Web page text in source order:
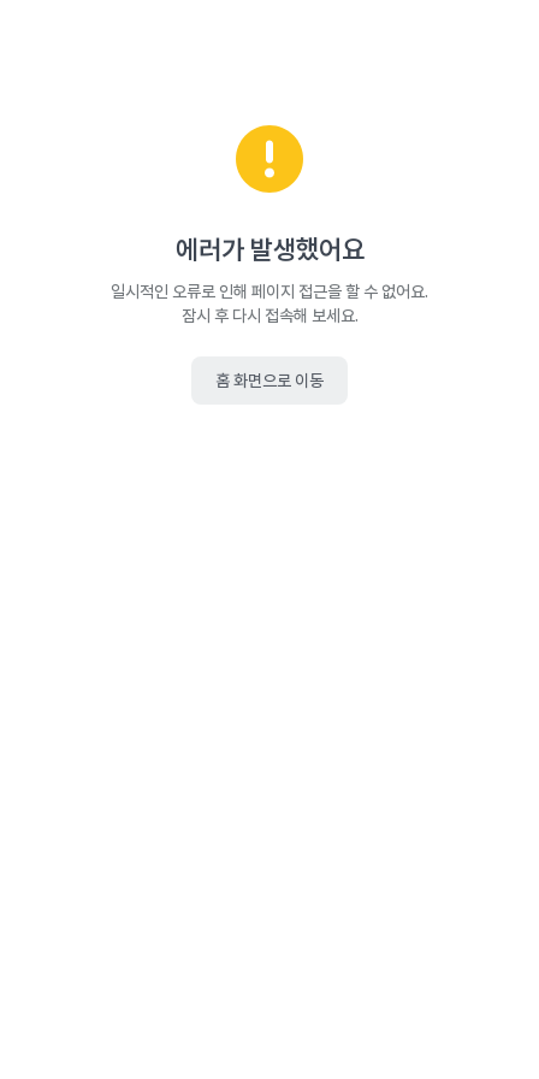
에러가 발생했어요
일시적인 오류로 인해 페이지 접근을 할 수 없어요.
잠시 후 다시 접속해 보세요.
홈 화면으로 이동